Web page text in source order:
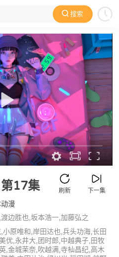
搜索
产动漫 欧美动漫 动漫电影
第17集 下一集
刷新
漫
边胜也,坂本浩一,加藤弘之
原唯和,岸田达也,兵头功海,长田
优,永井大,团时郎,中越典子,田牧
,金城茉奈,吹越满,寺杣昌纪,高木